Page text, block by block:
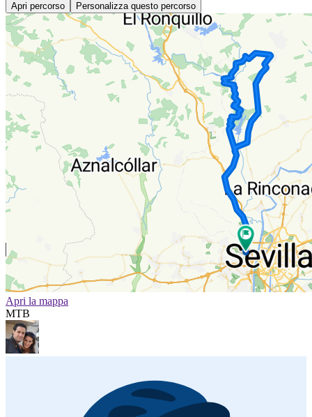
Apri percorso Personalizza questo percorso
Apri la mappa
MTB